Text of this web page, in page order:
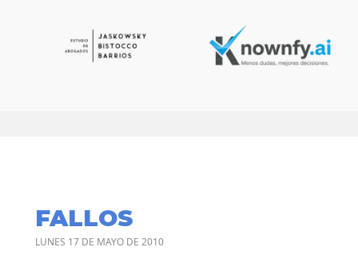
FALLOS
LUNES 17 DE MAYO DE 2010